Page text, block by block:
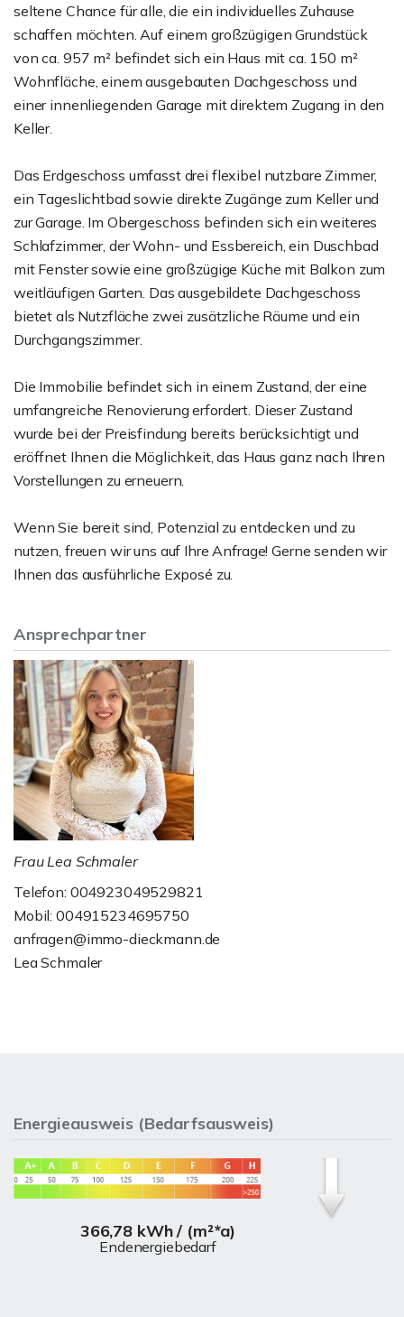
seltene Chance für alle, die ein individuelles Zuhause
schaffen möchten. Auf einem großzügigen Grundstück
von ca. 957 m² befindet sich ein Haus mit ca. 150 m²
Wohnfläche, einem ausgebauten Dachgeschoss und
einer innenliegenden Garage mit direktem Zugang in den
Keller.
Das Erdgeschoss umfasst drei flexibel nutzbare Zimmer,
ein Tageslichtbad sowie direkte Zugänge zum Keller und
zur Garage. Im Obergeschoss befinden sich ein weiteres
Schlafzimmer, der Wohn- und Essbereich, ein Duschbad
mit Fenster sowie eine großzügige Küche mit Balkon zum
weitläufigen Garten. Das ausgebildete Dachgeschoss
bietet als Nutzfläche zwei zusätzliche Räume und ein
Durchgangszimmer.
Die Immobilie befindet sich in einem Zustand, der eine
umfangreiche Renovierung erfordert. Dieser Zustand
wurde bei der Preisfindung bereits berücksichtigt und
eröffnet Ihnen die Möglichkeit, das Haus ganz nach Ihren
Vorstellungen zu erneuern.
Wenn Sie bereit sind, Potenzial zu entdecken und zu
nutzen, freuen wir uns auf Ihre Anfrage! Gerne senden wir
Ihnen das ausführliche Exposé zu.
Ansprechpartner
Frau Lea Schmaler
Telefon: 004923049529821
Mobil: 004915234695750
anfragen@immo-dieckmann.de
Lea Schmaler
Energieausweis (Bedarfsausweis)
366,78 kWh / (m²*a)
Endenergiebedarf